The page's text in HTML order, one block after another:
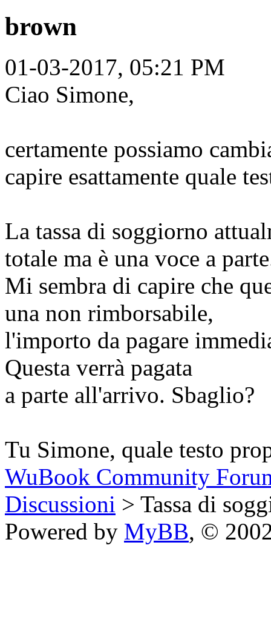
brown
01-03-2017, 05:21 PM
Ciao Simone,
certamente possiamo
capire esattamente quale
La tassa di soggiorno
totale ma è una voce a
Mi sembra di capire che
una non rimborsabile,
l'importo da pagare
Questa verrà pagata
a parte all'arrivo. Sbaglio?
Tu Simone, quale testo
WuBook Community
Discussioni > Tassa di
Powered by MyBB, ©